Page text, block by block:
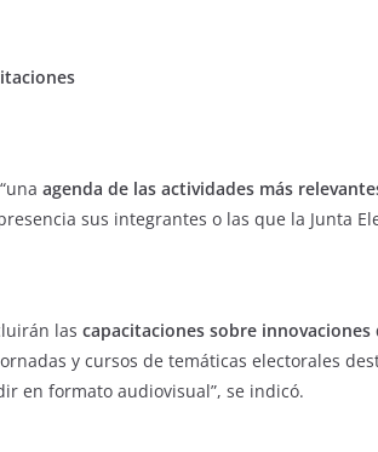
agenda de las actividades más
sus integrantes o las que la Junta
las capacitaciones sobre
y cursos de temáticas electorales
en formato audiovisual”, se indicó.